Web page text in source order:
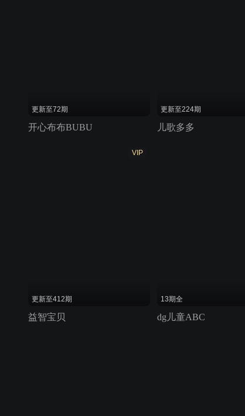
更新至72期
开心布布BUBU
更新至224期
儿歌多多
VIP
更新至412期
益智宝贝
13期全
dg儿童ABC